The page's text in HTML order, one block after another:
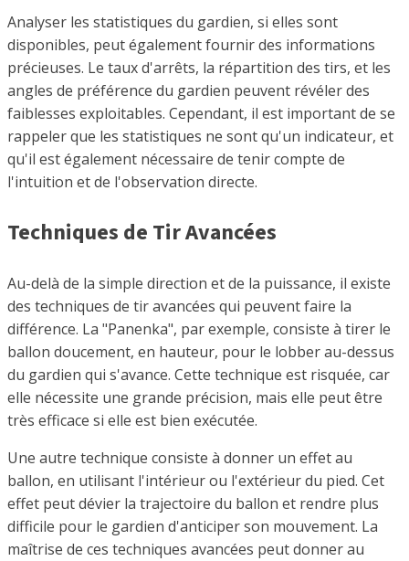
Analyser les statistiques du gardien, si elles sont
disponibles, peut également fournir des informations
précieuses. Le taux d'arrêts, la répartition des tirs, et les
angles de préférence du gardien peuvent révéler des
faiblesses exploitables. Cependant, il est important de se
rappeler que les statistiques ne sont qu'un indicateur, et
qu'il est également nécessaire de tenir compte de
l'intuition et de l'observation directe.
Techniques de Tir Avancées
Au-delà de la simple direction et de la puissance, il existe
des techniques de tir avancées qui peuvent faire la
différence. La "Panenka", par exemple, consiste à tirer le
ballon doucement, en hauteur, pour le lobber au-dessus
du gardien qui s'avance. Cette technique est risquée, car
elle nécessite une grande précision, mais elle peut être
très efficace si elle est bien exécutée.
Une autre technique consiste à donner un effet au
ballon, en utilisant l'intérieur ou l'extérieur du pied. Cet
effet peut dévier la trajectoire du ballon et rendre plus
difficile pour le gardien d'anticiper son mouvement. La
maîtrise de ces techniques avancées peut donner au